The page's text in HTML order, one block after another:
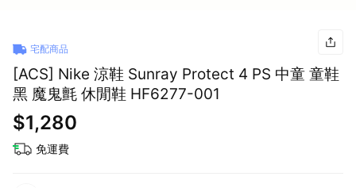
宅配商品
[ACS] Nike 涼鞋 Sunray Protect 4 PS 中童 童鞋
黑 魔鬼氈 休閒鞋 HF6277-001
$1,280
免運費